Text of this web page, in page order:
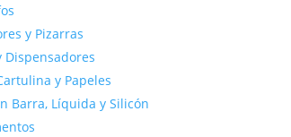
y Pizarras
Dispensadores
y Papeles
Barra, Líquida y Silicón